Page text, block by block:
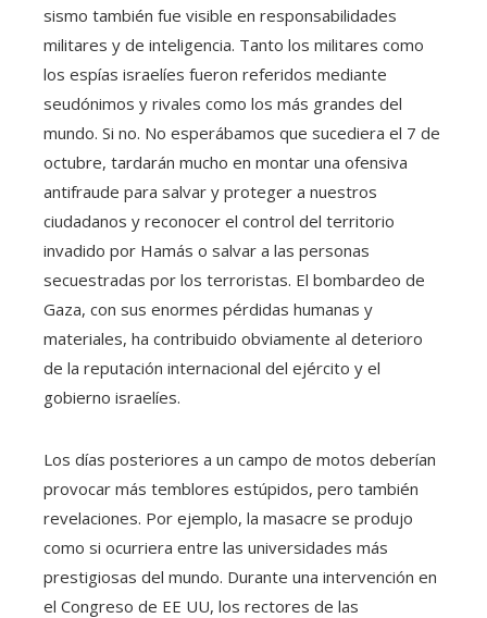
sismo también fue visible en responsabilidades
militares y de inteligencia. Tanto los militares como
los espías israelíes fueron referidos mediante
seudónimos y rivales como los más grandes del
mundo. Si no. No esperábamos que sucediera el 7 de
octubre, tardarán mucho en montar una ofensiva
antifraude para salvar y proteger a nuestros
ciudadanos y reconocer el control del territorio
invadido por Hamás o salvar a las personas
secuestradas por los terroristas. El bombardeo de
Gaza, con sus enormes pérdidas humanas y
materiales, ha contribuido obviamente al deterioro
de la reputación internacional del ejército y el
gobierno israelíes.
Los días posteriores a un campo de motos deberían
provocar más temblores estúpidos, pero también
revelaciones. Por ejemplo, la masacre se produjo
como si ocurriera entre las universidades más
prestigiosas del mundo. Durante una intervención en
el Congreso de EE UU, los rectores de las